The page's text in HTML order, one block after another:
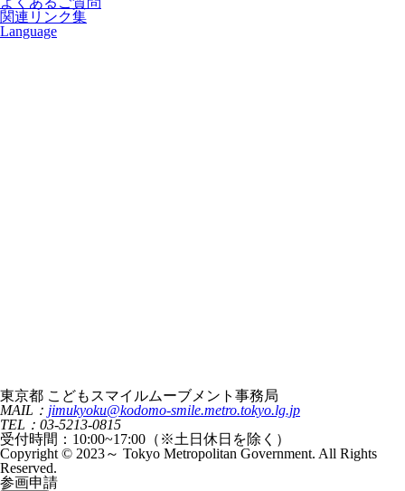
関連リンク集
Language
東京都 こどもスマイルムーブメント事務局
MAIL： jimukyoku@kodomo-smile.metro.tokyo.lg.jp
TEL：03-5213-0815
受付時間：10:00~17:00（※土日休日を除く）
Copyright © 2023～ Tokyo Metropolitan Government. All Rights
Reserved.
参画申請